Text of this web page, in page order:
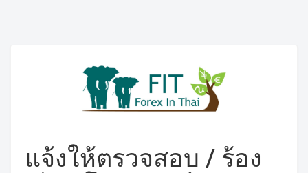
แจ้งให้ตรวจสอบ / ร้อง